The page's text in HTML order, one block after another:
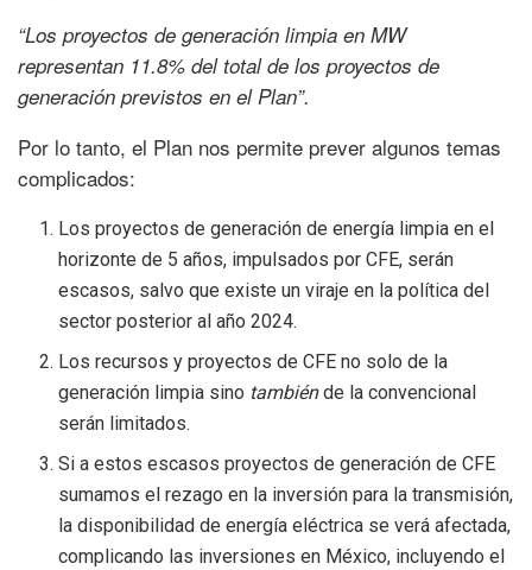
“Los proyectos de generación limpia en MW
representan 11.8% del total de los proyectos de
generación previstos en el Plan”.
Por lo tanto, el Plan nos permite prever algunos temas
complicados:
Los proyectos de generación de energía limpia en el
horizonte de 5 años, impulsados por CFE, serán
escasos, salvo que existe un viraje en la política del
sector posterior al año 2024.
Los recursos y proyectos de CFE no solo de la
generación limpia sino tambiénde la convencional
serán limitados.
Si a estos escasos proyectos de generación de CFE
sumamos el rezago en la inversión para la transmisión,
la disponibilidad de energía eléctrica se verá afectada,
complicando las inversiones en México, incluyendo el